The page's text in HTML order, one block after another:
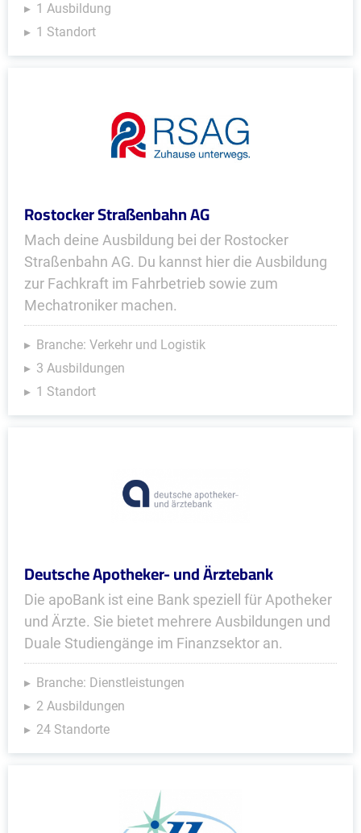
1 Ausbildung
1 Standort
Rostocker Straßenbahn AG
Mach deine Ausbildung bei der Rostocker
Straßenbahn AG. Du kannst hier die Ausbildung
zur Fachkraft im Fahrbetrieb sowie zum
Mechatroniker machen.
Branche: Verkehr und Logistik
3 Ausbildungen
1 Standort
Deutsche Apotheker- und Ärztebank
Die apoBank ist eine Bank speziell für Apotheker
und Ärzte. Sie bietet mehrere Ausbildungen und
Duale Studiengänge im Finanzsektor an.
Branche: Dienstleistungen
2 Ausbildungen
24 Standorte